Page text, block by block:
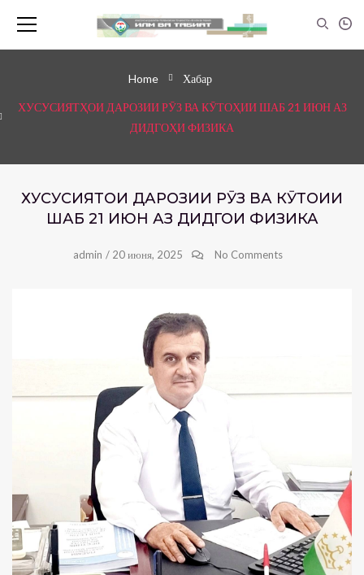
Home Хабар
ХУСУСИЯТҲОИ ДАРОЗИИ РӮЗ ВА КӮТОҲИИ ШАБ 21 ИЮН АЗ
ДИДГОҲИ ФИЗИКА
ХУСУСИЯТҲОИ ДАРОЗИИ РӮЗ ВА КӮТОҲИИ
ШАБ 21 ИЮН АЗ ДИДГОҲИ ФИЗИКА
admin / 20 июня, 2025 No Comments